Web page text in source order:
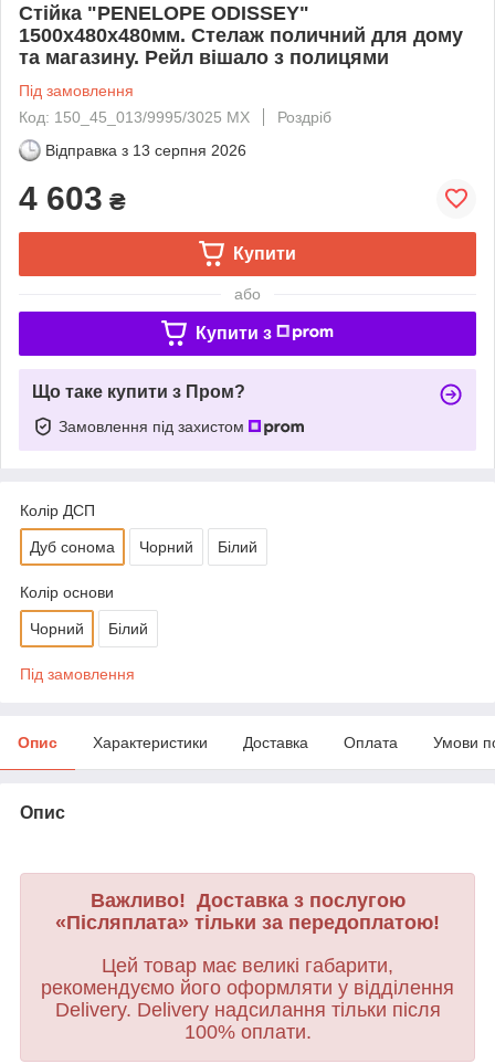
Стійка "PENELOPE ODISSEY"
1500х480х480мм. Стелаж поличний для дому
та магазину. Рейл вішало з полицями
Під замовлення
Код: 150_45_013/9995/3025 МХ
Роздріб
Відправка з 13 серпня 2026
4 603 ₴
Купити
або
Купити з
Що таке купити з Пром?
Замовлення під захистом
Колір ДСП
Дуб сонома Чорний Білий
Колір основи
Чорний Білий
Під замовлення
Опис Характеристики Доставка Оплата Умови
Опис
Важливо! Доставка з послугою
«Післяплата» тільки за передоплатою!
Цей товар має великі габарити,
рекомендуємо його оформляти у відділення
Delivery. Delivery надсилання тільки після
100% оплати.